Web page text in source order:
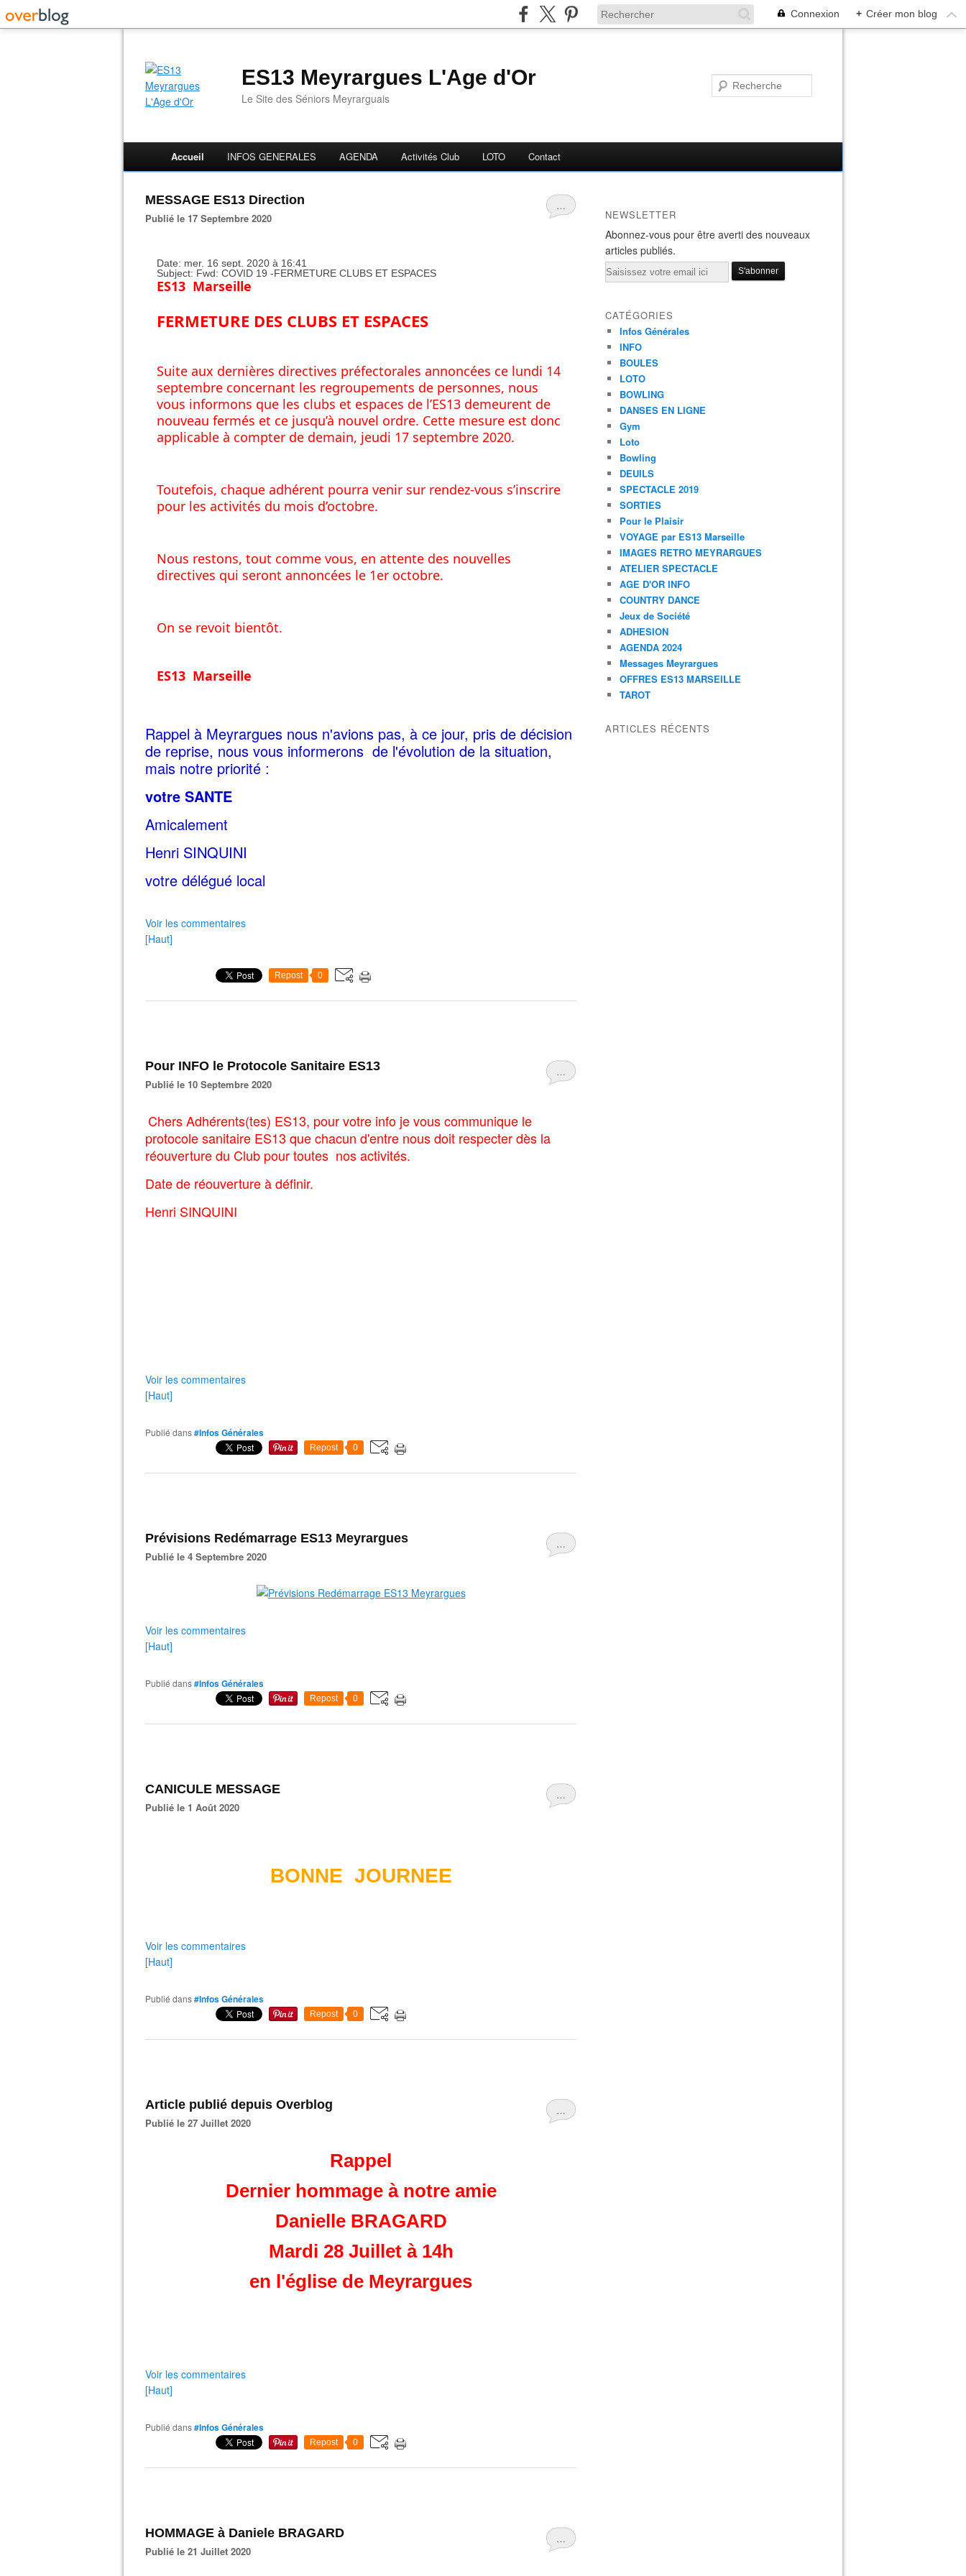
Connexion + Créer mon blog
ES13 Meyrargues L'Age d'Or
Le Site des Séniors Meyrarguais
Accueil INFOS GENERALES AGENDA Activités Club LOTO Contact
…
MESSAGE ES13 Direction
Publié le 17 Septembre 2020
Date: mer. 16 sept. 2020 à 16:41
Subject: Fwd: COVID 19 -FERMETURE CLUBS ET ESPACES
ES13 Marseille
FERMETURE DES CLUBS ET ESPACES
Suite aux dernières directives préfectorales annoncées ce lundi 14
septembre concernant les regroupements de personnes, nous
vous informons que les clubs et espaces de l’ES13 demeurent de
nouveau fermés et ce jusqu’à nouvel ordre. Cette mesure est donc
applicable à compter de demain, jeudi 17 septembre 2020.
Toutefois, chaque adhérent pourra venir sur rendez-vous s’inscrire
pour les activités du mois d’octobre.
Nous restons, tout comme vous, en attente des nouvelles
directives qui seront annoncées le 1er octobre.
On se revoit bientôt.
ES13 Marseille
Rappel à Meyrargues nous n'avions pas, à ce jour, pris de décision
de reprise, nous vous informerons de l'évolution de la situation,
mais notre priorité :
votre SANTE
Amicalement
Henri SINQUINI
votre délégué local
Voir les commentaires
[Haut]
Repost 0
…
Pour INFO le Protocole Sanitaire ES13
Publié le 10 Septembre 2020
Chers Adhérents(tes) ES13, pour votre info je vous communique le
protocole sanitaire ES13 que chacun d'entre nous doit respecter dès la
réouverture du Club pour toutes nos activités.
Date de réouverture à définir.
Henri SINQUINI
Voir les commentaires
[Haut]
Publié dans#Infos Générales
Repost 0
…
Prévisions Redémarrage ES13 Meyrargues
Publié le 4 Septembre 2020
Voir les commentaires
[Haut]
Publié dans#Infos Générales
Repost 0
…
CANICULE MESSAGE
Publié le 1 Août 2020
BONNE JOURNEE
Voir les commentaires
[Haut]
Publié dans#Infos Générales
Repost 0
…
Article publié depuis Overblog
Publié le 27 Juillet 2020
Rappel
Dernier hommage à notre amie
Danielle BRAGARD
Mardi 28 Juillet à 14h
en l'église de Meyrargues
Voir les commentaires
[Haut]
Publié dans#Infos Générales
Repost 0
…
HOMMAGE à Daniele BRAGARD
Publié le 21 Juillet 2020
NEWSLETTER
Abonnez-vous pour être averti des nouveaux
articles publiés.
Email
CATÉGORIES
Infos Générales
INFO
BOULES
LOTO
BOWLING
DANSES EN LIGNE
Gym
Loto
Bowling
DEUILS
SPECTACLE 2019
SORTIES
Pour le Plaisir
VOYAGE par ES13 Marseille
IMAGES RETRO MEYRARGUES
ATELIER SPECTACLE
AGE D'OR INFO
COUNTRY DANCE
Jeux de Société
ADHESION
AGENDA 2024
Messages Meyrargues
OFFRES ES13 MARSEILLE
TAROT
ARTICLES RÉCENTS